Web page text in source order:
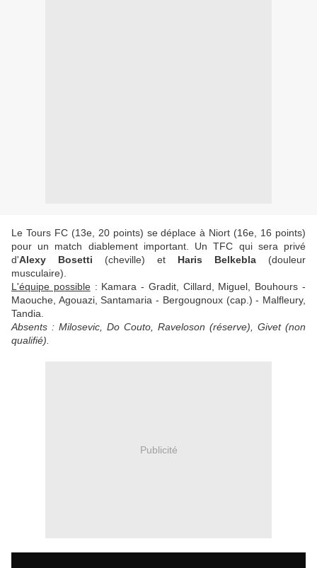
Le Tours FC (13e, 20 points) se déplace à Niort (16e, 16 points)
pour un match diablement important. Un TFC qui sera privé
d'Alexy Bosetti (cheville) et Haris Belkebla (douleur
musculaire).
L'équipe possible: Kamara - Gradit, Cillard, Miguel, Bouhours -
Maouche, Agouazi, Santamaria - Bergougnoux (cap.) - Malfleury,
Tandia.
Absents : Milosevic, Do Couto, Raveloson (réserve), Givet (non
qualifié).
Publicité